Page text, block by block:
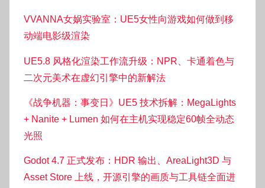
VVANNA女娲实验室：UE5女性向游戏如何做到移
动端电影级渲染
UE5.8 风格化渲染工作流升级：NPR、卡通着色与
二次元美术在虚幻引擎中的新解法
《战争机器：事变日》UE5 技术拆解：MegaLights
+ Nanite + Lumen 如何在主机实现稳定60帧全动态
光照
Godot 4.7 正式发布：HDR 输出、AreaLight3D 与
Asset Store 上线，开源引擎的画质与工具链全面进